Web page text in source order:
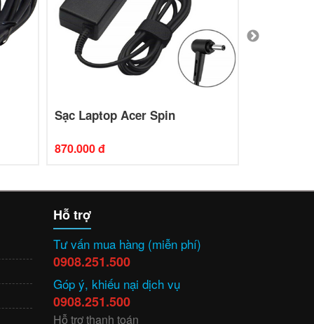
Sạc Laptop Acer Spin
870.000 đ
Hỗ trợ
Tư vấn mua hàng (miễn phí)
0908.251.500
Góp ý, khiếu nại dịch vụ
0908.251.500
Hỗ trợ thanh toán